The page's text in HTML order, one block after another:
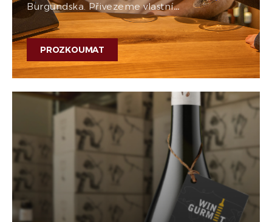
Burgundska. Přivezeme vlastní…
PROZKOUMAT